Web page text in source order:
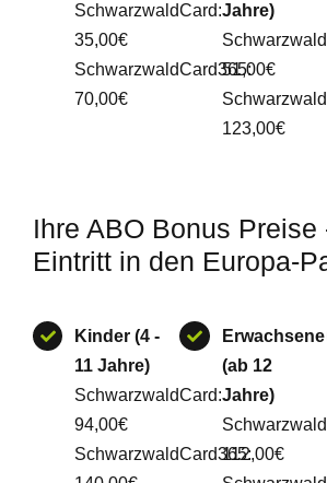
SchwarzwaldCard:
35,00€
SchwarzwaldCard365:
70,00€
Jahre)
51,00€
123,00€
Ihre ABO Bonus Preise
Eintritt in den Europa-
Kinder (4 -
11 Jahre)
SchwarzwaldCard:
94,00€
SchwarzwaldCard365:
Erwachsene
(ab 12
Jahre)
112,00€